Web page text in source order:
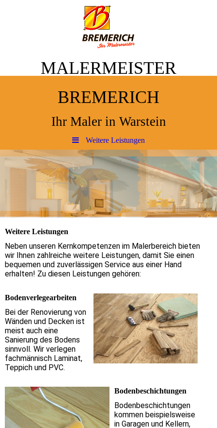
MALERMEISTER
BREMERICH
Ihr Maler in Warstein
Weitere Leistungen
Weitere Leistungen
Neben unseren Kernkompetenzen im Malerbereich bieten
wir Ihnen zahlreiche weitere Leistungen, damit Sie einen
bequemen und zuverlässigen Service aus einer Hand
erhalten! Zu diesen Leistungen gehören:
Bodenverlegearbeiten
Bei der Renovierung von
Wänden und Decken ist
meist auch eine
Sanierung des Bodens
sinnvoll. Wir verlegen
fachmännisch Laminat,
Teppich und PVC.
Bodenbeschichtungen
Bodenbeschichtungen
kommen beispielsweise
in Garagen und Kellern,